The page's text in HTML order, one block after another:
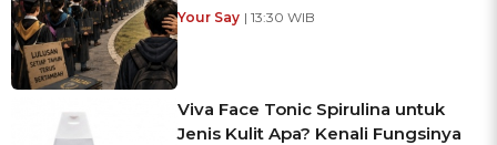
Your Say | 13:30 WIB
Viva Face Tonic Spirulina untuk
Jenis Kulit Apa? Kenali Fungsinya